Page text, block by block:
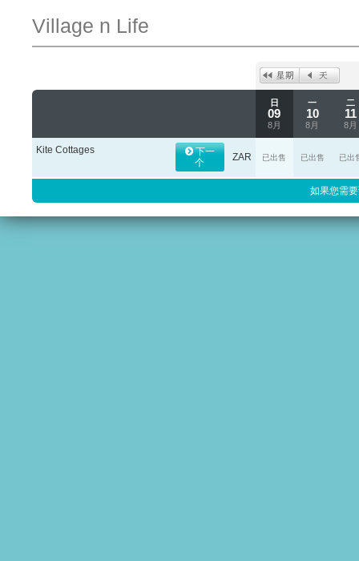
Village n Life
日
09
8月
一
10
8月
二
11
8月
Kite Cottages
下一
个
ZAR 已出售 已出售 已出
如果您需